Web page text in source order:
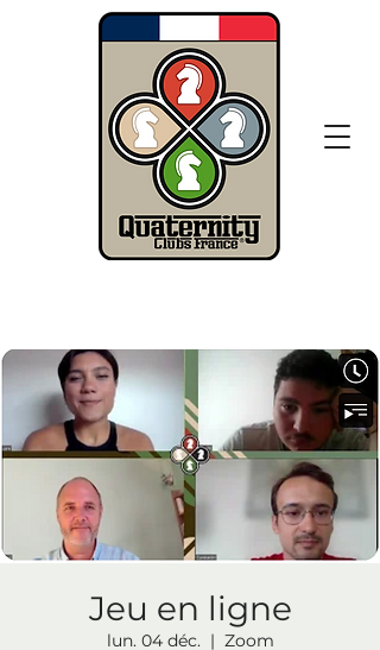
Jeu en ligne
lun. 04 déc.
  |
Zoom